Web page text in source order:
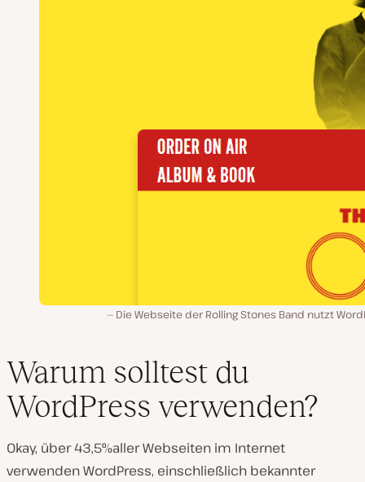
Die Webseite der Rolling Stones Band nutzt
Warum solltest du
WordPress verwenden?
Okay, über43,5%aller Webseiten im Internet
verwenden WordPress, einschließlich bekannter